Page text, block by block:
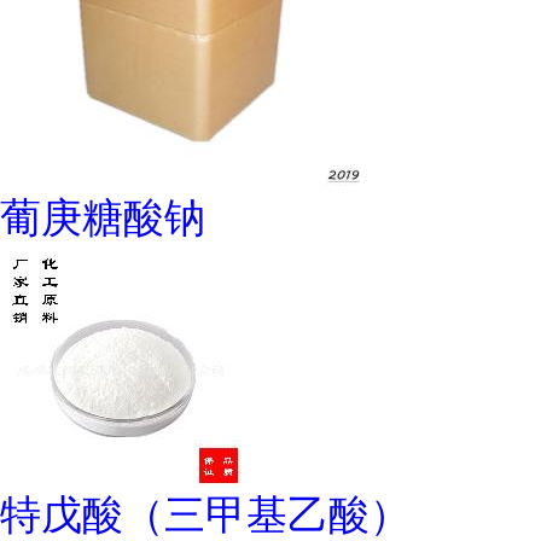
葡庚糖酸钠
特戊酸（三甲基乙酸）